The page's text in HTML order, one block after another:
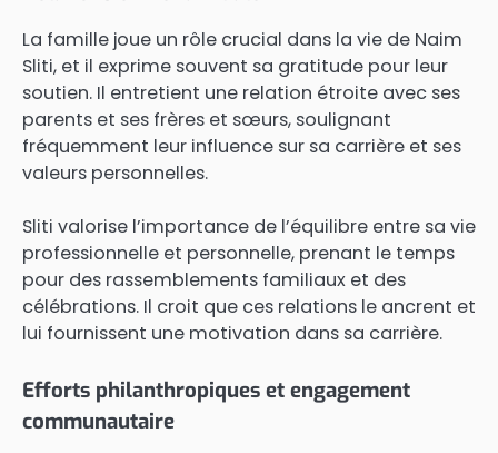
La famille joue un rôle crucial dans la vie de Naim
Sliti, et il exprime souvent sa gratitude pour leur
soutien. Il entretient une relation étroite avec ses
parents et ses frères et sœurs, soulignant
fréquemment leur influence sur sa carrière et ses
valeurs personnelles.
Sliti valorise l’importance de l’équilibre entre sa vie
professionnelle et personnelle, prenant le temps
pour des rassemblements familiaux et des
célébrations. Il croit que ces relations le ancrent et
lui fournissent une motivation dans sa carrière.
Efforts philanthropiques et engagement
communautaire